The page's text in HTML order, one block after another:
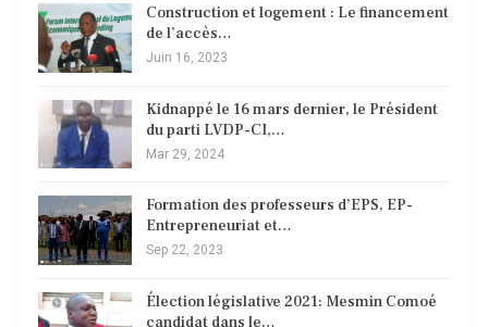
Construction et logement : Le financement
de l’accès…
Juin 16, 2023
Kidnappé le 16 mars dernier, le Président
du parti LVDP-CI,…
Mar 29, 2024
Formation des professeurs d’EPS, EP-
Entrepreneuriat et…
Sep 22, 2023
Élection législative 2021: Mesmin Comoé
candidat dans le…